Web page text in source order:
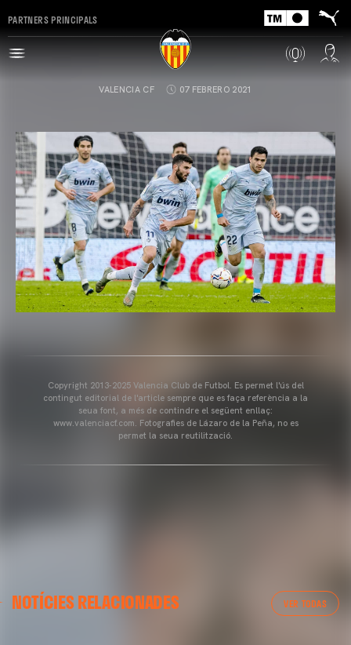
PARTNERS PRINCIPALS
VALENCIA CF 07 FEBRERO 2021
Copyright 2013-2025 Valencia Club de Futbol. Es permet l'ús del
contingut editorial de l'article sempre que es faça referència a la
seua font, a més de contindre el següent enllaç:
www.valenciacf.com. Fotografies de Lázaro de la Peña, no es
permet la seua reutilització.
NOTÍCIES RELACIONADES VER TODAS
ENTRENAMENT DEL VALENCIA CF 04/03/26